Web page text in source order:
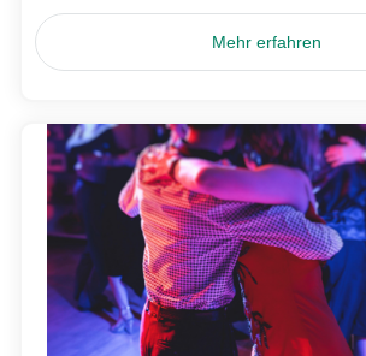
Mehr erfahren